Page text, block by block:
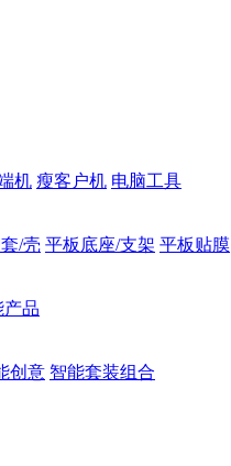
机 瘦客户机 电脑工具
/壳 平板底座/支架 平板贴膜
产品
创意 智能套装组合